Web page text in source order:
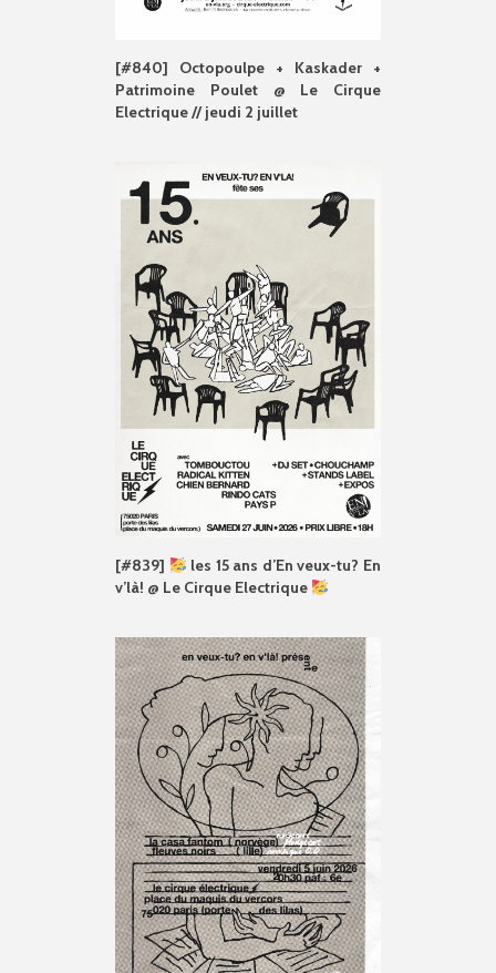
[#840] Octopoulpe + Kaskader +
Patrimoine Poulet @ Le Cirque
Electrique // jeudi 2 juillet
[#839]
les 15 ans d’En veux-tu? En
v’là! @ Le Cirque Electrique